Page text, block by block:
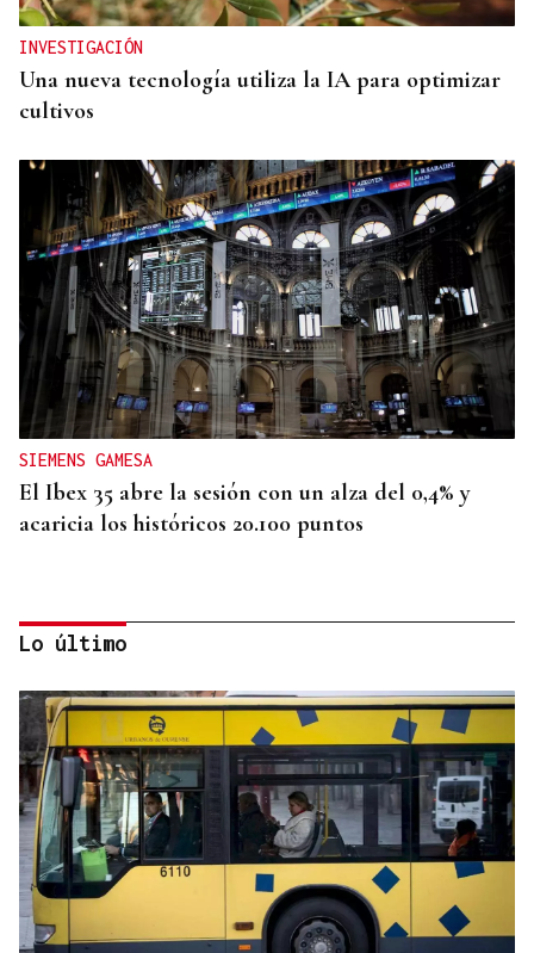
INVESTIGACIÓN
Una nueva tecnología utiliza la IA para optimizar
cultivos
SIEMENS GAMESA
El Ibex 35 abre la sesión con un alza del 0,4% y
acaricia los históricos 20.100 puntos
INFORME
Bruselas investiga el pago de España a un grupo
japonés
Lo último